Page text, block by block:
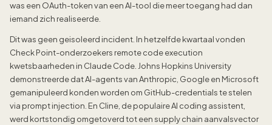
was een OAuth-token van een AI-tool die meer toegang had dan
iemand zich realiseerde.
Dit was geen geisoleerd incident. In hetzelfde kwartaal vonden
Check Point-onderzoekers remote code execution
kwetsbaarheden in Claude Code. Johns Hopkins University
demonstreerde dat AI-agents van Anthropic, Google en Microsoft
gemanipuleerd konden worden om GitHub-credentials te stelen
via prompt injection. En Cline, de populaire AI coding assistent,
werd kortstondig omgetoverd tot een supply chain aanvalsvector